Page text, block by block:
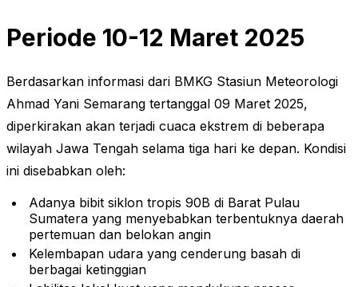
Periode 10-12 Maret 2025
Berdasarkan informasi dari BMKG Stasiun Meteorologi
Ahmad Yani Semarang tertanggal 09 Maret 2025,
diperkirakan akan terjadi cuaca ekstrem di beberapa
wilayah Jawa Tengah selama tiga hari ke depan. Kondisi
ini disebabkan oleh:
Adanya bibit siklon tropis 90B di Barat Pulau
Sumatera yang menyebabkan terbentuknya daerah
pertemuan dan belokan angin
Kelembapan udara yang cenderung basah di
berbagai ketinggian